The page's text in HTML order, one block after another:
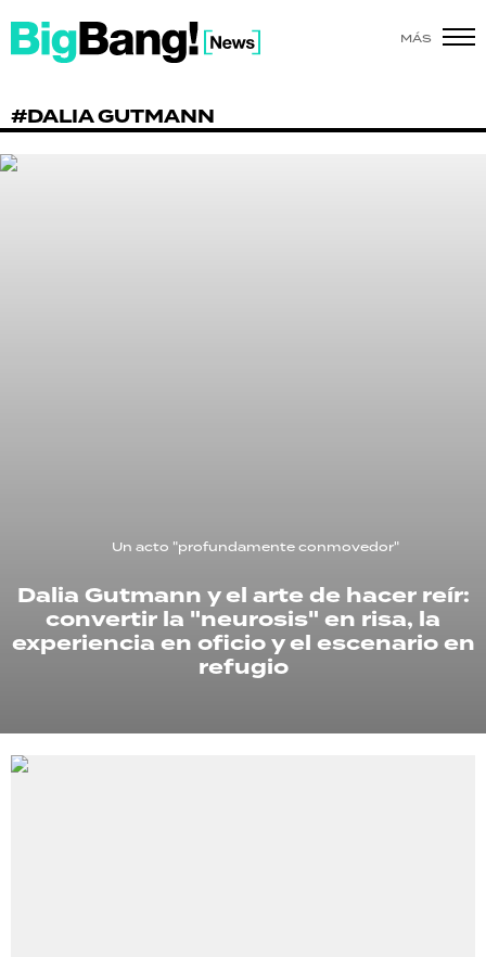
MÁS
#DALIA GUTMANN
Un acto "profundamente conmovedor"
Dalia Gutmann y el arte de hacer reír:
convertir la "neurosis" en risa, la
experiencia en oficio y el escenario en
refugio
SHOW
POLÍTICA
RECETAS
PALABRAS